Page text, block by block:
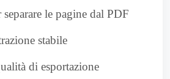
separare le pagine dal PDF
stabile
di esportazione